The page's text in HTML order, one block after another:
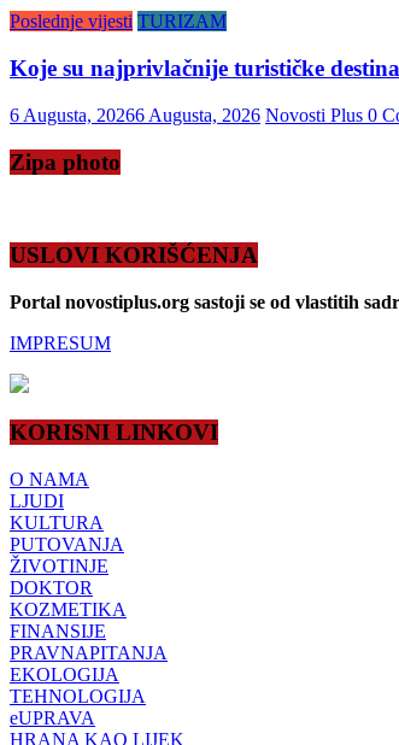
Poslednje vijesti TURIZAM
Koje su najprivlačnije turističke
6 Augusta, 20266 Augusta, 2026 Novosti Plus 0
Zipa photo
USLOVI KORIŠĆENJA
Portal novostiplus.org sastoji se od vlastitih
IMPRESUM
KORISNI LINKOVI
O NAMA
LJUDI
KULTURA
PUTOVANJA
ŽIVOTINJE
DOKTOR
KOZMETIKA
FINANSIJE
PRAVNAPITANJA
EKOLOGIJA
TEHNOLOGIJA
eUPRAVA
HRANA KAO LIJEK